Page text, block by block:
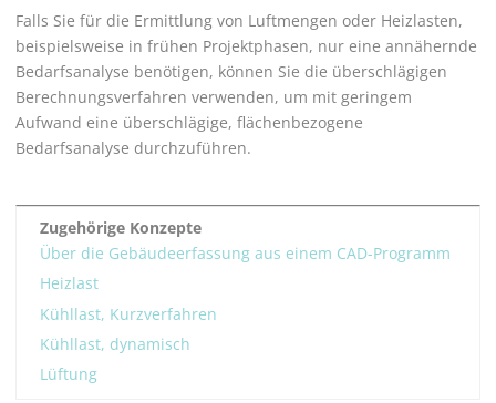
Falls Sie für die Ermittlung von Luftmengen oder Heizlasten,
beispielsweise in frühen Projektphasen, nur eine annähernde
Bedarfsanalyse benötigen, können Sie die überschlägigen
Berechnungsverfahren verwenden, um mit geringem
Aufwand eine überschlägige, flächenbezogene
Bedarfsanalyse durchzuführen.
Zugehörige Konzepte
Über die Gebäudeerfassung aus einem CAD-Programm
Heizlast
Kühllast, Kurzverfahren
Kühllast, dynamisch
Lüftung